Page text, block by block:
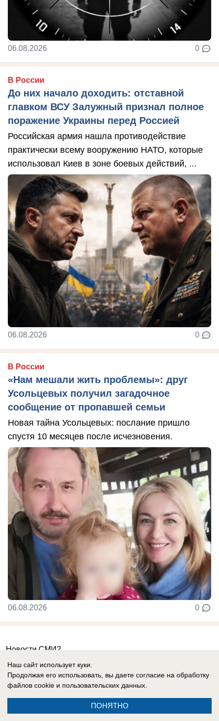
06.08.2026 0
В России
До них начало доходить: отставной
главком ВСУ Залужный признал полное
поражение Украины перед Россией
Российская армия нашла противодействие
практически всему вооружению НАТО, которые
использовал Киев в зоне боевых действий, ...
06.08.2026 0
В России
«Нам мешали жить проблемы»: друг
Усольцевых получил загадочное
сообщение от пропавшей семьи
Новая тайна Усольцевых: послание пришло
спустя 10 месяцев после исчезновения.
06.08.2026 0
Новости СМИ2
Реклама на сайте Вакансии
Наш сайт использует куки.
Продолжая его использовать, вы даете согласие на обработку
файлов cookie и пользовательских данных.
ПОНЯТНО